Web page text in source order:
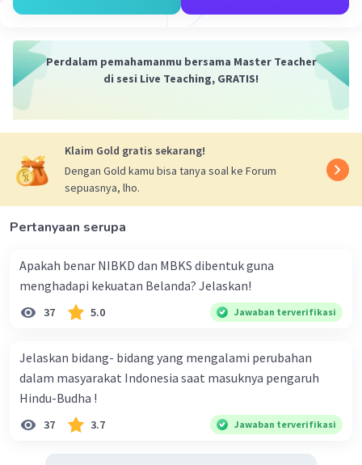
Iklan
Perdalam pemahamanmu bersama Master Teacher
di sesi Live Teaching, GRATIS!
Klaim Gold gratis sekarang!
Dengan Gold kamu bisa tanya soal ke Forum
sepuasnya, lho.
Pertanyaan serupa
Apakah benar NIBKD dan MBKS dibentuk guna
menghadapi kekuatan Belanda? Jelaskan!
37 5.0 Jawaban terverifikasi
Jelaskan bidang- bidang yang mengalami perubahan
dalam masyarakat Indonesia saat masuknya pengaruh
Hindu-Budha !
37 3.7 Jawaban terverifikasi